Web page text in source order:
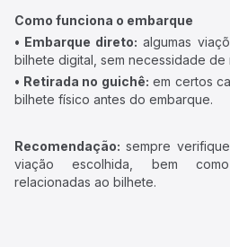
Como funciona o embarque
• Embarque direto: algumas
bilhete digital, sem necessidade de
• Retirada no guichê: em certos
bilhete físico antes do embarque.
Recomendação: sempre
viação escolhida, bem
relacionadas ao bilhete.